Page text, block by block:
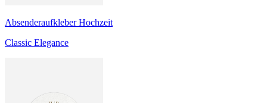
Absenderaufkleber Hochzeit
Classic Elegance